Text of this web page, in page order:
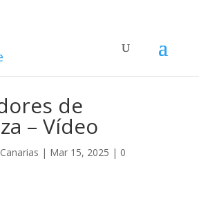
de
– Vídeo
| Mar 15, 2025 | 0